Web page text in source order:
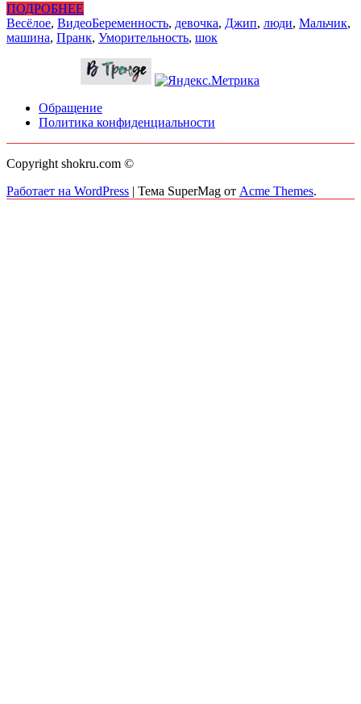
ПОДРОБНЕЕ
Весёлое, ВидеоБеременность, девочка, Джип, люди, Мальчик,
машина, Пранк, Уморительность, шок
Обращение
Политика конфиденциальности
Copyright shokru.com ©
Работает на WordPress | Тема SuperMag от Acme Themes.